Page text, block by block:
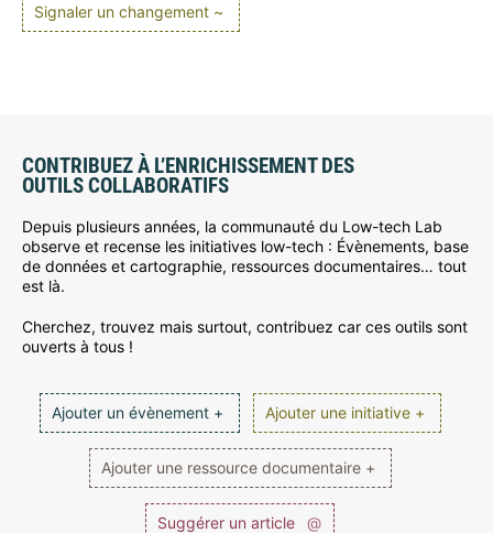
Signaler un changement ~
CONTRIBUEZ À L’ENRICHISSEMENT DES
OUTILS COLLABORATIFS
Depuis plusieurs années, la communauté du Low-tech Lab
observe et recense les initiatives low-tech : Évènements, base
de données et cartographie, ressources documentaires… tout
est là.
Cherchez, trouvez mais surtout, contribuez car ces outils sont
ouverts à tous !
Ajouter un évènement + Ajouter une initiative +
Ajouter une ressource documentaire +
Suggérer un article @